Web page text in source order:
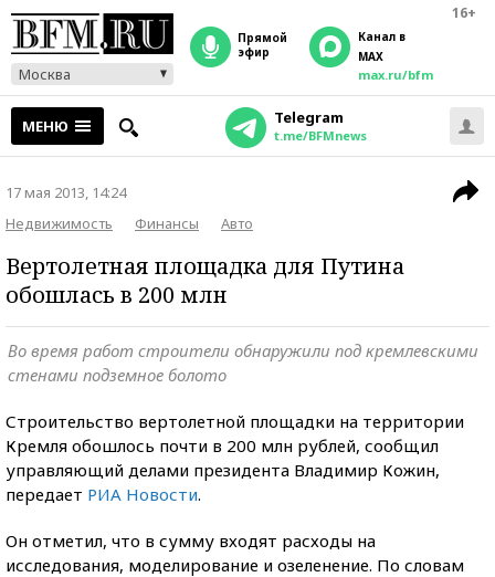
16+
Москва
прямой
эфир
Канал в
MAX
max.ru/bfm
МЕНЮ Telegram
t.me/BFMnews
17 мая 2013, 14:24
Недвижимость
Финансы Авто
Вертолетная площадка для Путина
обошлась в 200 млн
Во время работ строители обнаружили под кремлевскими
стенами подземное болото
Строительство вертолетной площадки на территории
Кремля обошлось почти в 200 млн рублей, сообщил
управляющий делами президента Владимир Кожин,
передает РИА Новости.
Он отметил, что в сумму входят расходы на
исследования, моделирование и озеленение. По словам